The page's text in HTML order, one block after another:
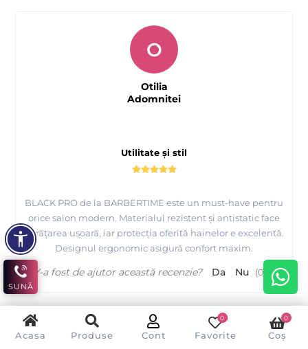
Acasa Produse Cont Favorite
0
Coș
0
Utilitate și stil
BLACK PRO de la BARBERTIME este un must-have pentru
orice salon modern. Materialul rezistent și antistatic face
curățarea ușoară, iar protecția oferită hainelor e excelentă.
Designul ergonomic asigură confort maxim.
O
Otilia
Adomnitei
V-a fost de ajutor această recenzie? Da Nu (0 0)
SUNĂ